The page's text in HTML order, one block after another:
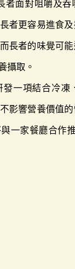
者面對咀嚼及
者更容易進食
長者的味覺可
攝取。
一項結合冷凍
影響營養價值
一家餐廳合作